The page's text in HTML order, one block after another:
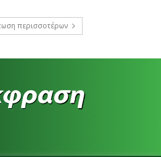
περισσοτέρων